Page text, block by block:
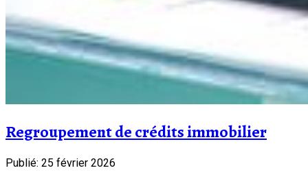
Regroupement de crédits immobilier
Publié: 25 février 2026